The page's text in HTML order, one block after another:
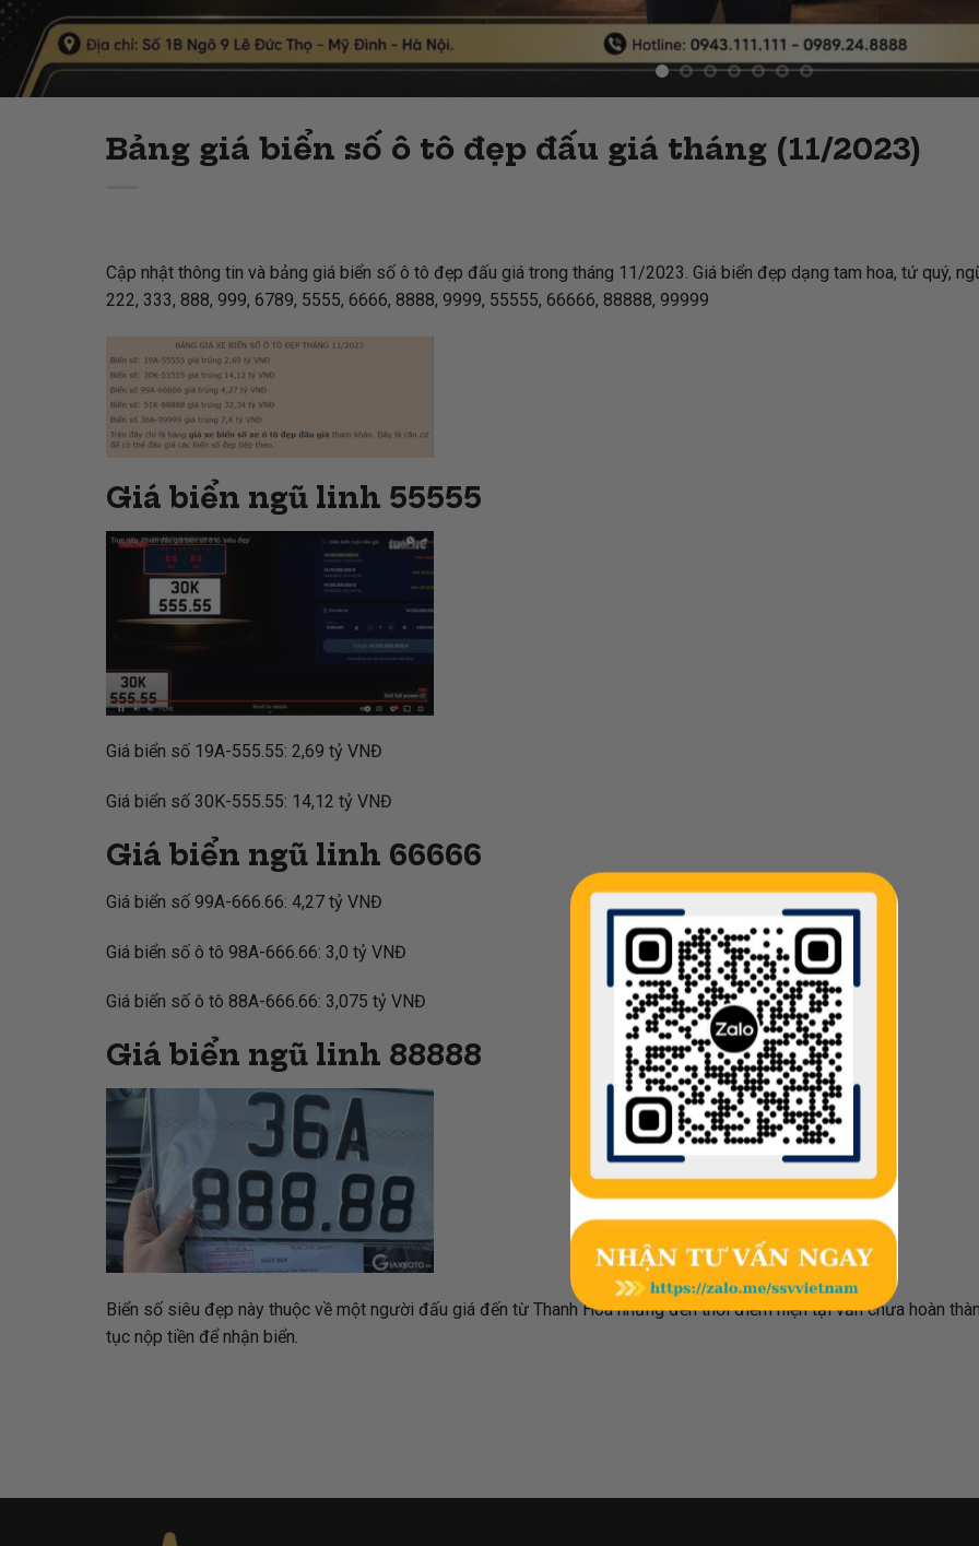
Bảng giá biển số ô tô đẹp đấu giá tháng (11/2023)
Cập nhật thông tin và bảng giá biển số ô tô đẹp đấu giá trong tháng 11/2023. Giá biển đẹp dạng tam hoa, tứ quý,
222, 333, 888, 999, 6789, 5555, 6666, 8888, 9999, 55555, 66666, 88888, 99999
Giá biển ngũ linh 55555
Giá biển số 19A-555.55: 2,69 tỷ VNĐ
Giá biển số 30K-555.55: 14,12 tỷ VNĐ
Giá biển ngũ linh 66666
Giá biển số 99A-666.66: 4,27 tỷ VNĐ
Giá biển số ô tô 98A-666.66: 3,0 tỷ VNĐ
Giá biển số ô tô 88A-666.66: 3,075 tỷ VNĐ
Giá biển ngũ linh 88888
Biển số siêu đẹp này thuộc về một người đấu giá đến từ Thanh Hóa nhưng đến thời điểm hiện tại vẫn chưa hoàn
tục nộp tiền để nhận biển.